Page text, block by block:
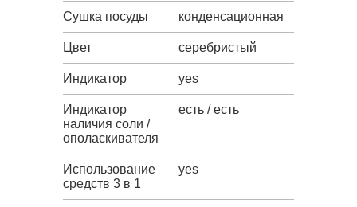
Сушка посуды конденсационная
Цвет серебристый
Индикатор yes
Индикатор
наличия соли /
ополаскивателя
есть / есть
Использование
средств 3 в 1
yes